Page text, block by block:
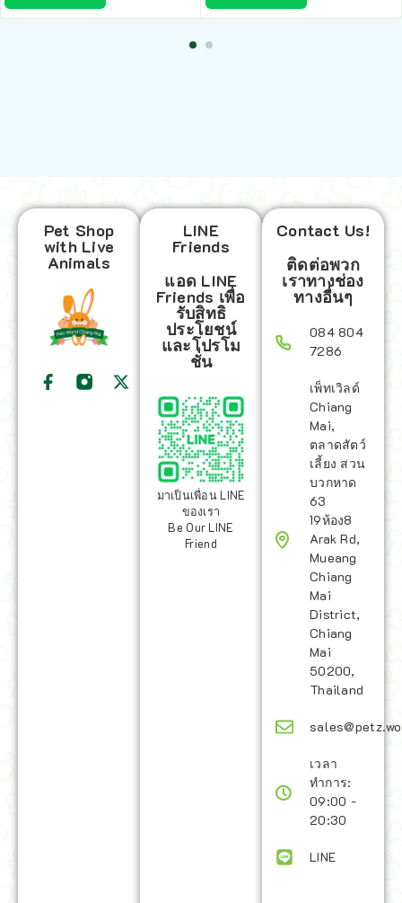
Pet Shop
with Live
Animals
LINE
Friends
แอด LINE
Friends เพื่อ
รับสิทธิ
ประโยชน์
และโปรโม
ชั่น
มาเป็นเพื่อน LINE
ของเรา
Be Our LINE
Friend
Contact Us!
ติดต่อพวก
เราทางช่อง
ทางอื่นๆ
084 804
7286
เพ็ทเวิลด์
Chiang
Mai,
ตลาดสัตว์
เลี้ยง สวน
บวกหาด
63
19ห้อง8
Arak Rd,
Mueang
Chiang
Mai
District,
Chiang
Mai
50200,
Thailand
เวลา
ทำการ:
09:00 -
20:30
LINE